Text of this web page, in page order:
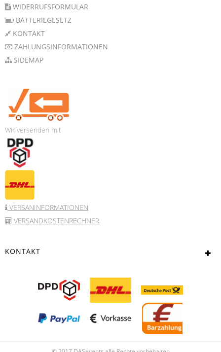
WIDERRUFSFORMULAR
BATTERIEGESETZ
KONTAKT
ZAHLUNGSINFORMATIONEN
SIDEMAP
Wir versenden mit
VERSANINFORMATIONEN
VERSANDKOSTENRECHNER
KONTAKT